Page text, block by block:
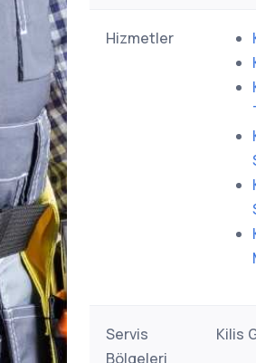
Hizmetler
Servis
Bölgeleri
Kilis